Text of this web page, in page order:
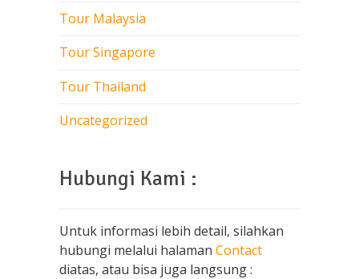
Tour Malaysia
Tour Singapore
Tour Thailand
Uncategorized
Hubungi Kami :
Untuk informasi lebih detail, silahkan
hubungi melalui halaman Contact
diatas, atau bisa juga langsung :